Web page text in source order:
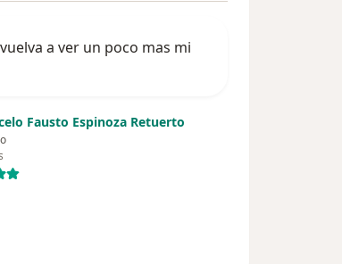
a ver un poco mas mi
Fausto Espinoza Retuerto